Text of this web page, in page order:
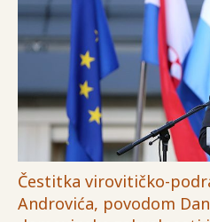
Čestitka virovitičko-
Androvića, povodom